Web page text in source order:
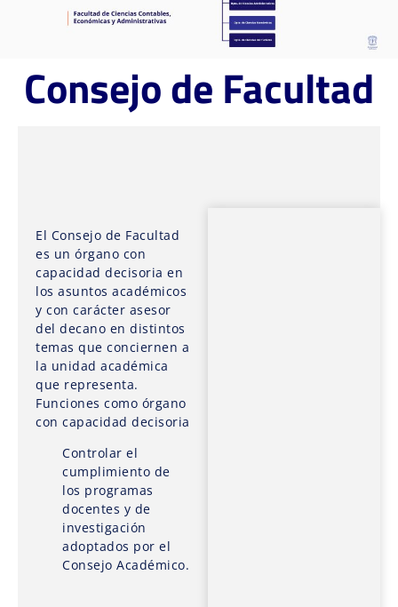
Consejo de Facultad
El Consejo de Facultad
es un órgano con
capacidad decisoria en
los asuntos académicos
y con carácter asesor
del decano en distintos
temas que conciernen a
la unidad académica
que representa.
Funciones como órgano
con capacidad decisoria
Controlar el
cumplimiento de
los programas
docentes y de
investigación
adoptados por el
Consejo Académico.